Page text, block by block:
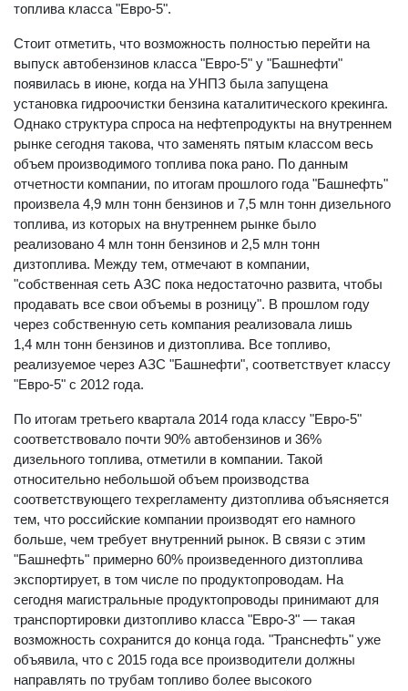
топлива класса "Евро-5".
Стоит отметить, что возможность полностью перейти на
выпуск автобензинов класса "Евро-5" у "Башнефти"
появилась в июне, когда на УНПЗ была запущена
установка гидроочистки бензина каталитического крекинга.
Однако структура спроса на нефтепродукты на внутреннем
рынке сегодня такова, что заменять пятым классом весь
объем производимого топлива пока рано. По данным
отчетности компании, по итогам прошлого года "Башнефть"
произвела 4,9 млн тонн бензинов и 7,5 млн тонн дизельного
топлива, из которых на внутреннем рынке было
реализовано 4 млн тонн бензинов и 2,5 млн тонн
дизтоплива. Между тем, отмечают в компании,
"собственная сеть АЗС пока недостаточно развита, чтобы
продавать все свои объемы в розницу". В прошлом году
через собственную сеть компания реализовала лишь
1,4 млн тонн бензинов и дизтоплива. Все топливо,
реализуемое через АЗС "Башнефти", соответствует классу
"Евро-5" с 2012 года.
По итогам третьего квартала 2014 года классу "Евро-5"
соответствовало почти 90% автобензинов и 36%
дизельного топлива, отметили в компании. Такой
относительно небольшой объем производства
соответствующего техрегламенту дизтоплива объясняется
тем, что российские компании производят его намного
больше, чем требует внутренний рынок. В связи с этим
"Башнефть" примерно 60% произведенного дизтоплива
экспортирует, в том числе по продуктопроводам. На
сегодня магистральные продуктопроводы принимают для
транспортировки дизтопливо класса "Евро-3" — такая
возможность сохранится до конца года. "Транснефть" уже
объявила, что с 2015 года все производители должны
направлять по трубам топливо более высокого